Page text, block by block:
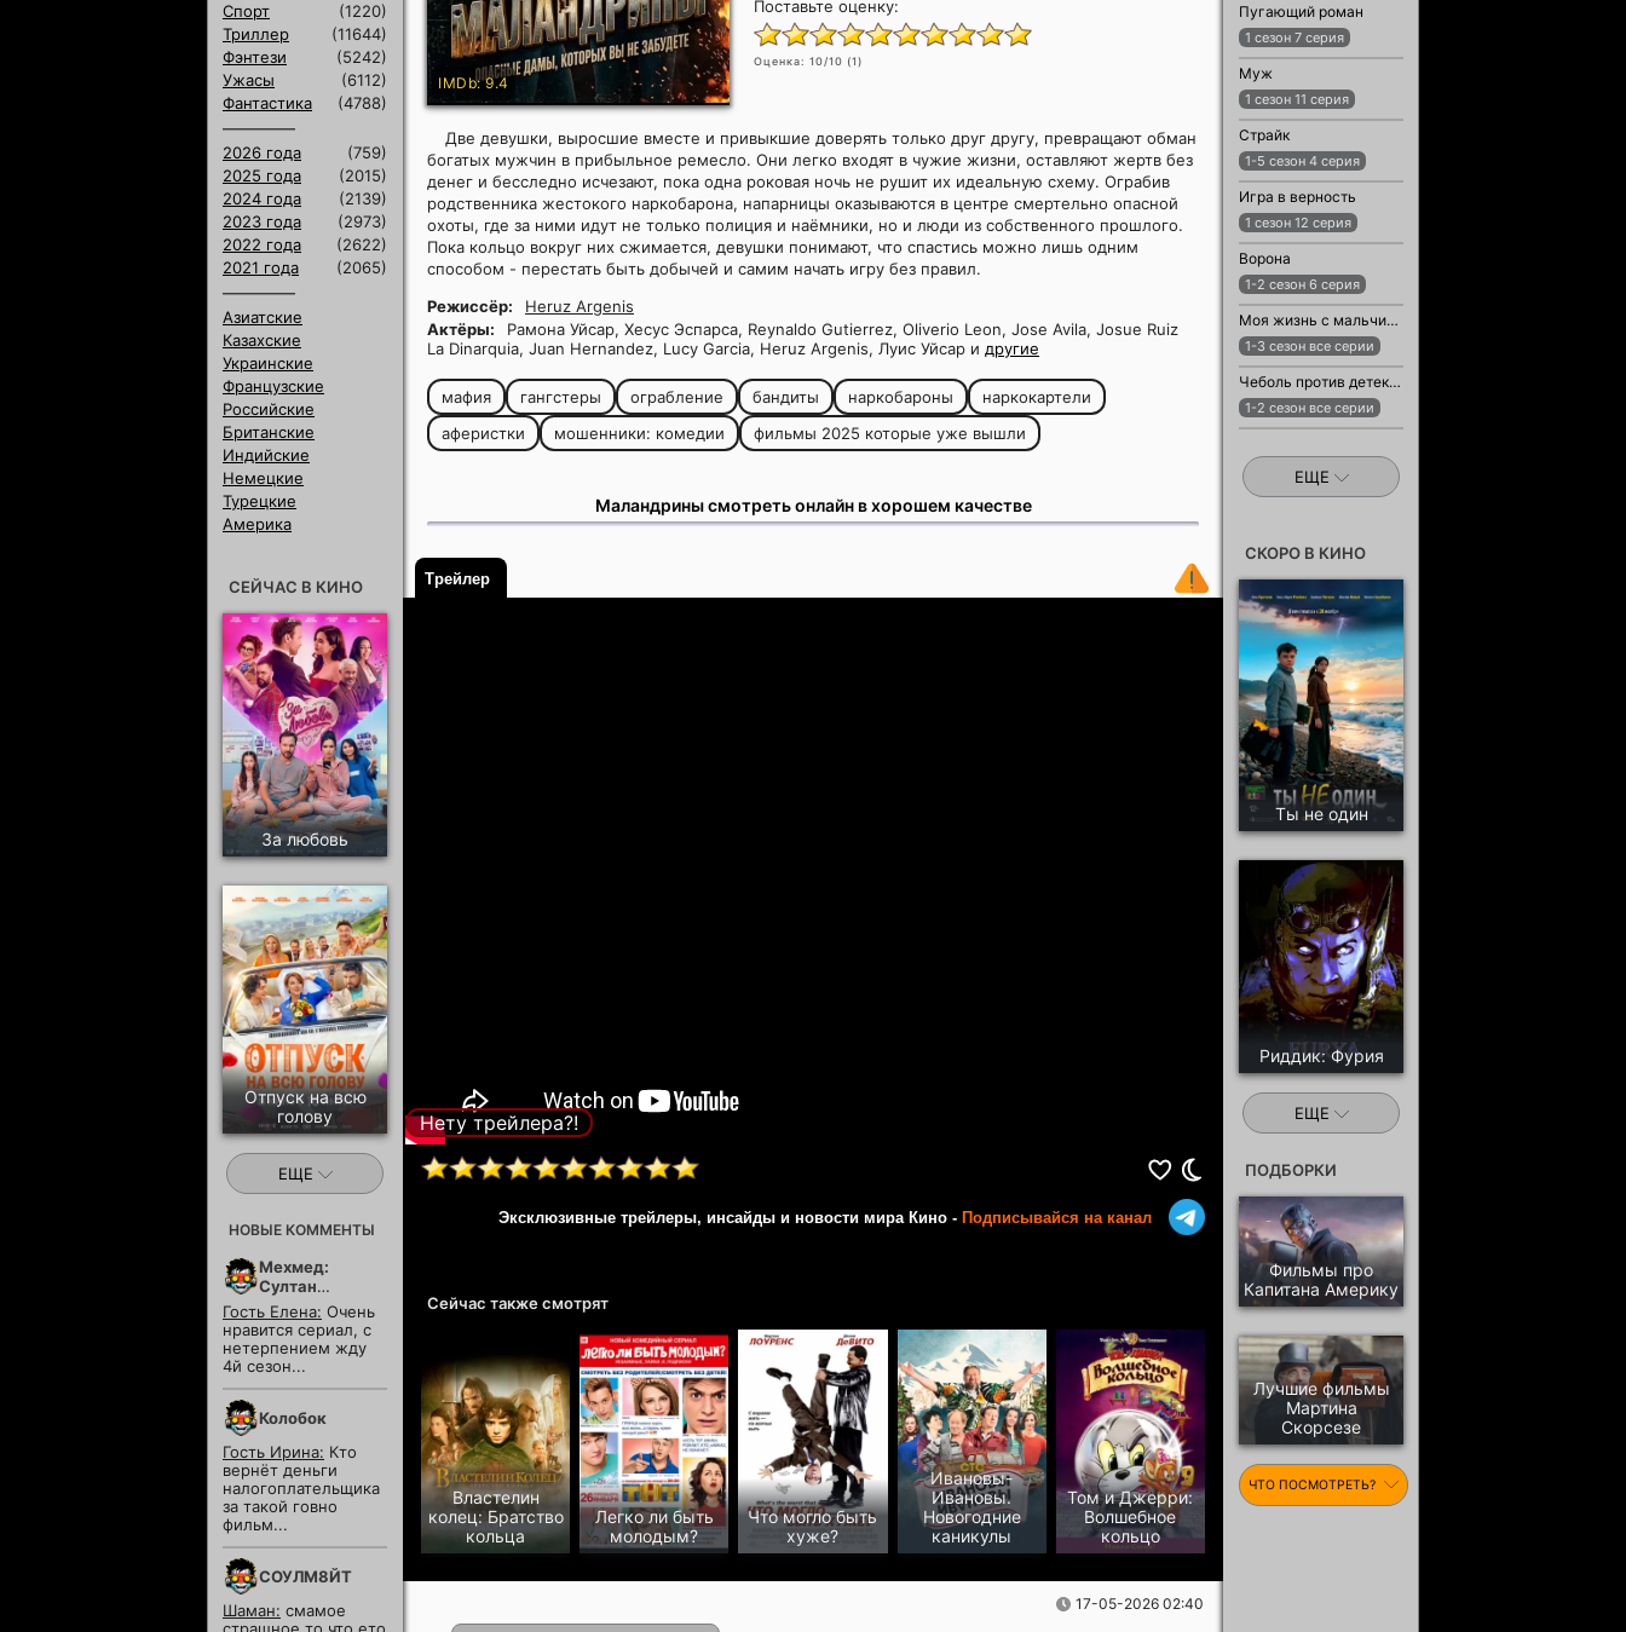
IMDb: 9.4
Поставьте оценку:
Оценка: 10/10 (1)
Две девушки, выросшие вместе и привыкшие доверять только друг другу, превращают обман
богатых мужчин в прибыльное ремесло. Они легко входят в чужие жизни, оставляют жертв без
денег и бесследно исчезают, пока одна роковая ночь не рушит их идеальную схему. Ограбив
родственника жестокого наркобарона, напарницы оказываются в центре смертельно опасной
охоты, где за ними идут не только полиция и наёмники, но и люди из собственного прошлого.
Пока кольцо вокруг них сжимается, девушки понимают, что спастись можно лишь одним
способом - перестать быть добычей и самим начать игру без правил.
Режиссёр:
Heruz Argenis
Актёры:
Рамона Уйсар, Хесус Эспарса, Reynaldo Gutierrez, Oliverio Leon, Jose Avila, Josue Ruiz
La Dinarquia, Juan Hernandez, Lucy Garcia, Heruz Argenis, Луис Уйсар и другие
мафия гангстеры ограбление бандиты наркобароны
наркокартели
аферистки
мошенники: комедии фильмы 2025 которые уже вышли
Маландрины смотреть онлайн в хорошем качестве
Трейлер
Нету трейлера?!
Эксклюзивные трейлеры, инсайды и новости мира Кино - Подписывайся на канал
Сейчас также смотрят
Властелин
колец: Братство
кольца
Легко ли быть
молодым?
Что могло быть
хуже?
Ивановы-
Ивановы.
Новогодние
каникулы
Том и Джерри:
Волшебное
кольцо
17-05-2026 02:40
Спорт
(1220)
Триллер
(11644)
Фэнтези
(5242)
Ужасы
(6112)
Фантастика
(4788)
2026 года
(759)
2025 года
(2015)
2024 года
(2139)
2023 года
(2973)
2022 года
(2622)
2021 года
(2065)
Азиатские
Казахские
Украинские
Французские
Российские
Британские
Индийские
Немецкие
Турецкие
Америка
СЕЙЧАС В КИНО
За любовь
Отпуск на всю
голову
ЕЩЕ
НОВЫЕ КОММЕНТЫ
Мехмед:
Султан
Завоевателей
Гость Елена: Очень
нравится сериал, с
нетерпением жду
4й сезон...
Колобок
Гость Ирина: Кто
вернёт деньги
налогоплательщика
за такой говно
фильм...
СОУЛМ8ЙТ
Шаман: смамое
страшное то что ето
Пугающий роман
1 сезон 7 серия
Муж
1 сезон 11 серия
Страйк
1-5 сезон 4 серия
Игра в верность
1 сезон 12 серия
Ворона
1-2 сезон 6 серия
Моя жизнь с мальчиками Уолтер
1-3 сезон все серии
Чеболь против детектива
1-2 сезон все серии
ЕЩЕ
СКОРО В КИНО
Ты не один
Риддик: Фурия
ЕЩЕ
ПОДБОРКИ
Фильмы про
Капитана Америку
Лучшие фильмы
Мартина
Скорсезе
ЧТО ПОСМОТРЕТЬ?